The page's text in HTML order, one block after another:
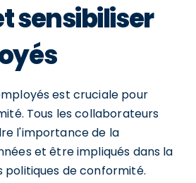
sensibiliser
est cruciale pour
Tous les collaborateurs
l'importance de la
et être impliqués dans la
politiques de conformité.